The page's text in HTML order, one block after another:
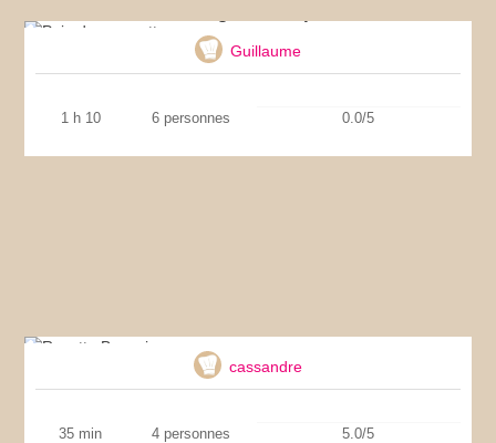
Guillaume
1 h 10 6 personnes 0.0/5
cassandre
35 min 4 personnes 5.0/5